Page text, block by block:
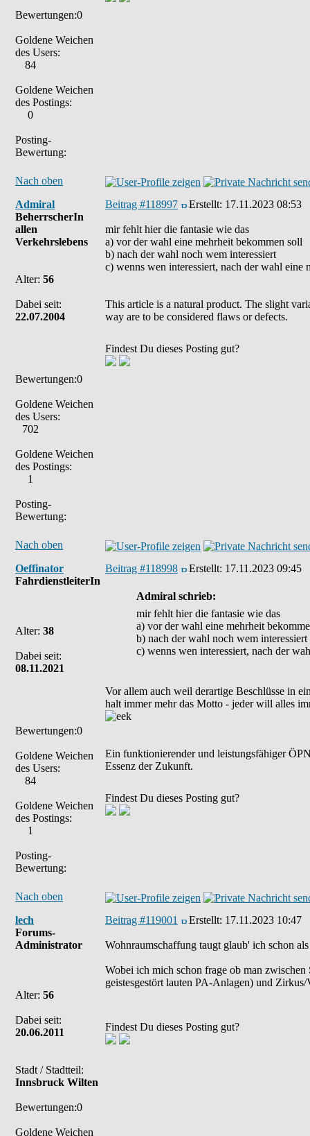
Bewertungen:0
Goldene Weichen
des Users:
84
Goldene Weichen
des Postings:
0
Posting-
Bewertung:
Nach oben
Admiral
BeherrscherIn
allen
Verkehrslebens
Alter: 56
Dabei seit:
22.07.2004
Bewertungen:0
Goldene Weichen
des Users:
702
Goldene Weichen
des Postings:
1
Posting-
Bewertung:
Beitrag #118997 Erstellt: 17.11.2023 08:53
mir fehlt hier die fantasie wie das
a) vor der wahl eine mehrheit bekommen soll
b) nach der wahl noch wem interessiert
c) wenns wen interessiert, nach der wahl eine
This article is a natural product. The slight
way are to be considered flaws or defects.
Findest Du dieses Posting gut?
Nach oben
Oeffinator
FahrdienstleiterIn
Alter: 38
Dabei seit:
08.11.2021
Bewertungen:0
Goldene Weichen
des Users:
84
Goldene Weichen
des Postings:
1
Posting-
Bewertung:
Beitrag #118998 Erstellt: 17.11.2023 09:45
Admiral schrieb:
mir fehlt hier die fantasie wie das
a) vor der wahl eine mehrheit
b) nach der wahl noch wem interessiert
c) wenns wen interessiert, nach der
Vor allem auch weil derartige Beschlüsse in
halt immer mehr das Motto - jeder will alles
Ein funktionierender und leistungsfähiger
Essenz der Zukunft.
Findest Du dieses Posting gut?
Nach oben
lech
Forums-
Administrator
Alter: 56
Dabei seit:
20.06.2011
Stadt / Stadtteil:
Innsbruck Wilten
Bewertungen:0
Goldene Weichen
Beitrag #119001 Erstellt: 17.11.2023 10:47
Wohnraumschaffung taugt glaub' ich schon
Wobei ich mich schon frage ob man
geistesgestört lauten PA-Anlagen) und
Findest Du dieses Posting gut?